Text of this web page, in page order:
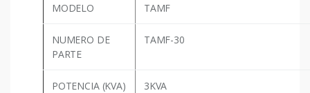
MODELO TAMF
NUMERO DE
PARTE
TAMF-30
POTENCIA (KVA) 3KVA